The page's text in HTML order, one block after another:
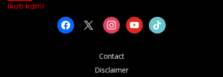
Ikuti kami
facebook instagramyoutubetiktok
Contact
Disclaimer